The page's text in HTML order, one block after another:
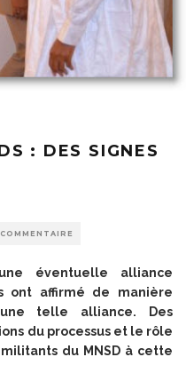
: DES SIGNES
éventuelle alliance
ont affirmé de manière
telle alliance. Des
du processus et le rôle
du MNSD à cette